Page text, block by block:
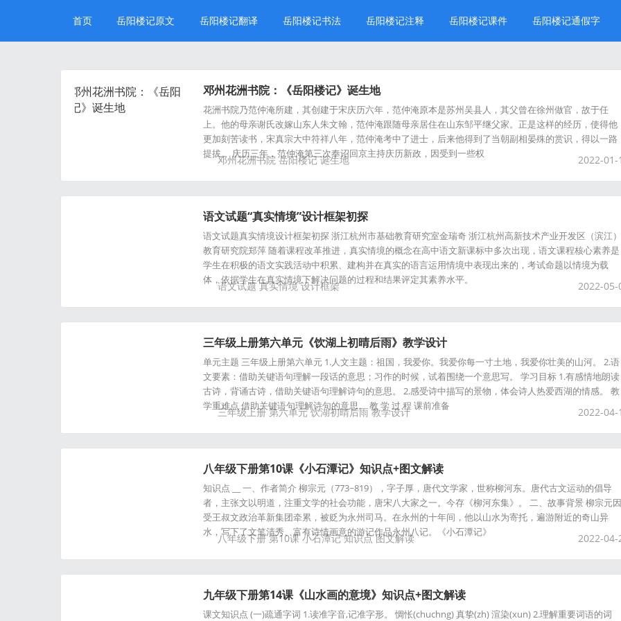
首页 岳阳楼记原文 岳阳楼记翻译 岳阳楼记书法 岳阳楼记注释 岳阳楼记课件 岳阳楼记通假字
邓州花洲书院：《岳阳楼记》诞生地
花洲书院乃范仲淹所建，其创建于宋庆历六年，范仲淹原本是苏州吴县人，其父曾在徐州做官，故于任
上。他的母亲谢氏改嫁山东人朱文翰，范仲淹跟随母亲居住在山东邹平继父家。正是这样的经历，使得他
更加刻苦读书，宋真宗大中符祥八年，范仲淹考中了进士，后来他得到了当朝副相晏殊的赏识，得以一路
提拔。 庆历三年，范仲淹第三次奉诏回京主持庆历新政，因受到一些权
邓州花洲书院 岳阳楼记 诞生地 2022-01-
语文试题“真实情境”设计框架初探
语文试题真实情境设计框架初探 浙江杭州市基础教育研究室金瑞奇 浙江杭州高新技术产业开发区（滨江）
教育研究院郑萍 随着课程改革推进，真实情境的概念在高中语文新课标中多次出现，语文课程核心素养是
学生在积极的语文实践活动中积累、建构并在真实的语言运用情境中表现出来的，考试命题以情境为载
体，依据学生在真实情境下解决问题的过程和结果评定其素养水平。
语文试题 真实情境 设计框架 2022-05-
三年级上册第六单元《饮湖上初晴后雨》教学设计
单元主题 三年级上册第六单元 1.人文主题：祖国，我爱你。我爱你每一寸土地，我爱你壮美的山河。 2.语
文要素：借助关键语句理解一段话的意思；习作的时候，试着围绕一个意思写。 学习目标 1.有感情地朗读
古诗，背诵古诗，借助关键语句理解诗句的意思。 2.感受诗中描写的景物，体会诗人热爱西湖的情感。 教
学重难点 借助关键语句理解诗句的意思。 教 学 过 程 课前准备
三年级上册 第六单元 饮湖初晴后雨 教学设计 2022-04-
八年级下册第10课《小石潭记》知识点+图文解读
知识点 __ 一、作者简介 柳宗元（773~819），字子厚，唐代文学家，世称柳河东。唐代古文运动的倡导
者，主张文以明道，注重文学的社会功能，唐宋八大家之一。今存《柳河东集》。 二、故事背景 柳宗元因
受王叔文政治革新集团牵累，被贬为永州司马。在永州的十年间，他以山水为寄托，遍游附近的奇山异
水，写下了文笔清秀、富有诗情画意的游记作品永州八记。《小石潭记》
八年级下册 第10课 小石潭记 知识点 图文解读 2022-04-
九年级下册第14课《山水画的意境》知识点+图文解读
课文知识点 (一)疏通字词 1.读准字音,记准字形。 惆怅(chuchng) 真挚(zh) 渲染(xun) 2.理解重要词语的词